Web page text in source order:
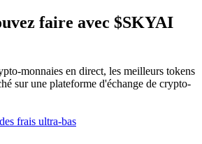
des contrats à terme
faire avec $SKYAI
monnaies en direct, les meilleurs tokens
sur une plateforme d'échange de crypto-
frais ultra-bas